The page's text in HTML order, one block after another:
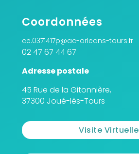
Coordonnées
ce.0371417p@ac-orleans-tours.fr
02 47 67 44 67
Adresse postale
45 Rue de la Gitonnière,
37300 Joué-lès-Tours
Visite Virtuelle